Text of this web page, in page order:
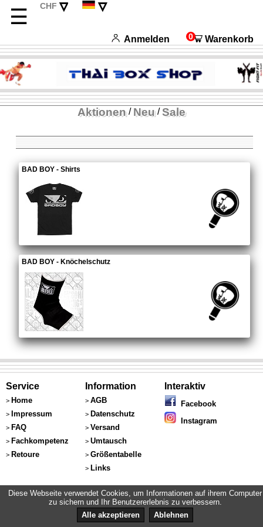
☰ CHF ▿ ▿
Italiano
Español
Anmelden 0 Warenkorb
Aktionen/ Neu/Sale
BAD BOY - Shirts
BAD BOY - Knöchelschutz
Service
> Home
> Impressum
> FAQ
> Fachkompetenz
> Retoure
Information
> AGB
> Datenschutz
> Versand
> Umtausch
> Größentabelle
> Links
Interaktiv
Facebook
Instagram
Diese Webseite verwendet Cookies, um Informationen auf ihrem Computer
zu sichern und Ihr Benutzererlebnis zu verbessern.
Alle akzeptieren
Ablehnen